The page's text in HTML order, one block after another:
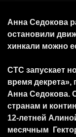
Анна Седокова
остановили
хинкали можно
СТС запускает
время декрета»,
Анна Седокова.
странам и
12-летней
месячным